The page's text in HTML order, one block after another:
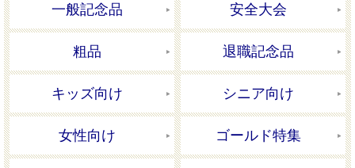
一般記念品 安全大会
粗品 退職記念品
キッズ向け シニア向け
女性向け ゴールド特集